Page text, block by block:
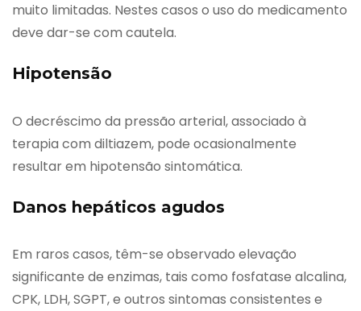
muito limitadas. Nestes casos o uso do medicamento
deve dar-se com cautela.
Hipotensão
O decréscimo da pressão arterial, associado à
terapia com diltiazem, pode ocasionalmente
resultar em hipotensão sintomática.
Danos hepáticos agudos
Em raros casos, têm-se observado elevação
significante de enzimas, tais como fosfatase alcalina,
CPK, LDH, SGPT, e outros sintomas consistentes e